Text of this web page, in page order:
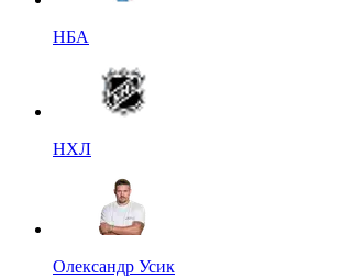
НБА
НХЛ
Олександр Усик